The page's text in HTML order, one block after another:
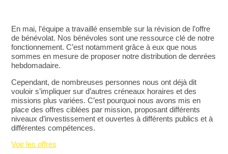
En mai, l’équipe a travaillé ensemble sur la révision de l’offre
de bénévolat. Nos bénévoles sont une ressource clé de notre
fonctionnement. C’est notamment grâce à eux que nous
sommes en mesure de proposer notre distribution de denrées
hebdomadaire.
Cependant, de nombreuses personnes nous ont déjà dit
vouloir s’impliquer sur d’autres créneaux horaires et des
missions plus variées. C’est pourquoi nous avons mis en
place des offres ciblées par mission, proposant différents
niveaux d’investissement et ouvertes à différents publics et à
différentes compétences.
Voir les offres